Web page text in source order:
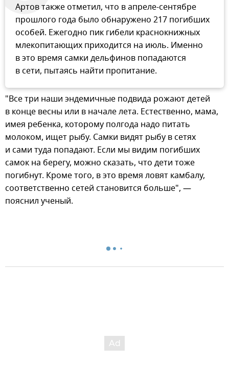
Артов также отметил, что в апреле-сентябре
прошлого года было обнаружено 217 погибших
особей. Ежегодно пик гибели краснокнижных
млекопитающих приходится на июль. Именно
в это время самки дельфинов попадаются
в сети, пытаясь найти пропитание.
"Все три наши эндемичные подвида рожают детей
в конце весны или в начале лета. Естественно, мама,
имея ребенка, которому полгода надо питать
молоком, ищет рыбу. Самки видят рыбу в сетях
и сами туда попадают. Если мы видим погибших
самок на берегу, можно сказать, что дети тоже
погибнут. Кроме того, в это время ловят камбалу,
соответственно сетей становится больше", —
пояснил ученый.